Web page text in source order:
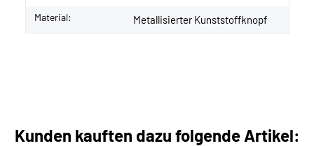
Material: Metallisierter Kunststoffknopf
Kunden kauften dazu folgende Artikel: